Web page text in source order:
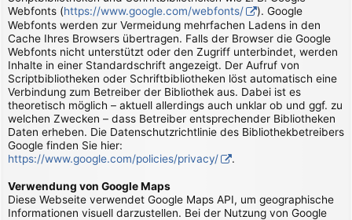
Webfonts (https://www.google.com/webfonts/
). Google
Webfonts werden zur Vermeidung mehrfachen Ladens in den
Cache Ihres Browsers übertragen. Falls der Browser die Google
Webfonts nicht unterstützt oder den Zugriff unterbindet, werden
Inhalte in einer Standardschrift angezeigt. Der Aufruf von
Scriptbibliotheken oder Schriftbibliotheken löst automatisch eine
Verbindung zum Betreiber der Bibliothek aus. Dabei ist es
theoretisch möglich – aktuell allerdings auch unklar ob und ggf. zu
welchen Zwecken – dass Betreiber entsprechender Bibliotheken
Daten erheben. Die Datenschutzrichtlinie des Bibliothekbetreibers
Google finden Sie hier:
https://www.google.com/policies/privacy/
.
Verwendung von Google Maps
Diese Webseite verwendet Google Maps API, um geographische
Informationen visuell darzustellen. Bei der Nutzung von Google